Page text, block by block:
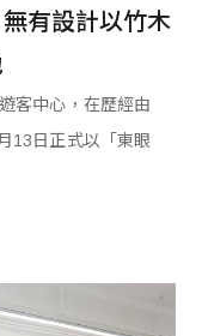
有設計以竹木
客中心，在歷經由
13日正式以「東眼